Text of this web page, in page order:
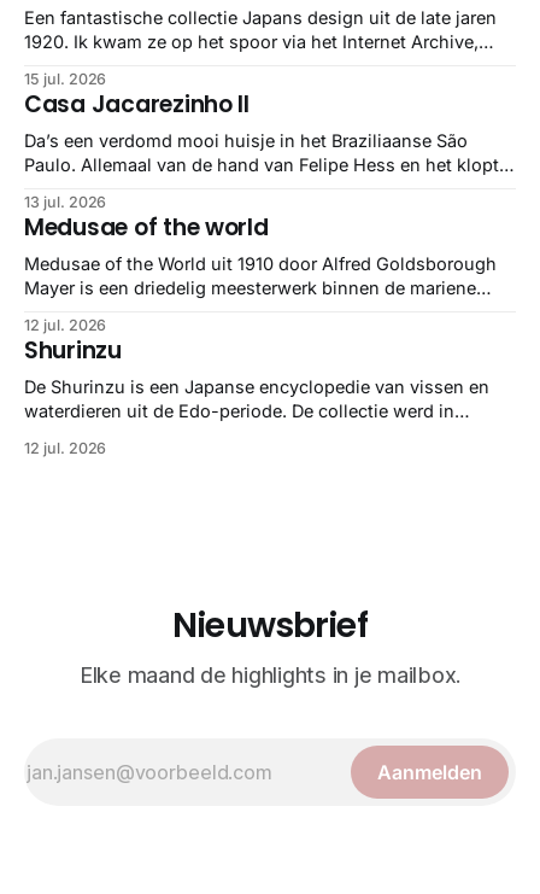
Een fantastische collectie Japans design uit de late jaren
1920. Ik kwam ze op het spoor via het Internet Archive,
gebundeld in een: boek ✨ Daarin hebben ze alle scans een
stuk netter getrokken, maar op deze manier vind ik ze er
minstens
15 jul. 2026
Casa Jacarezinho II
Da’s een verdomd mooi huisje in het Braziliaanse São
Paulo. Allemaal van de hand van Felipe Hess en het klopt
13 jul. 2026
Medusae of the world
Medusae of the World uit 1910 door Alfred Goldsborough
Mayer is een driedelig meesterwerk binnen de mariene
gedetailleerd overzicht van kwallensoorten en hun
taxonomie. Het boek staat bekend om de combinatie van
strikte wetenschap met prachtige, handgetekende
illustraties en kleurendrukplaten van Mayer zelf.
12 jul. 2026
Shurinzu
De Shurinzu is een Japanse encyclopedie van vissen en
waterdieren uit de Edo-periode. De collectie werd in
bekend om verfijnde technieken en bijna driedimensionale
12 jul. 2026
Nieuwsbrief
Elke maand de highlights in je mailbox.
Aanmelden